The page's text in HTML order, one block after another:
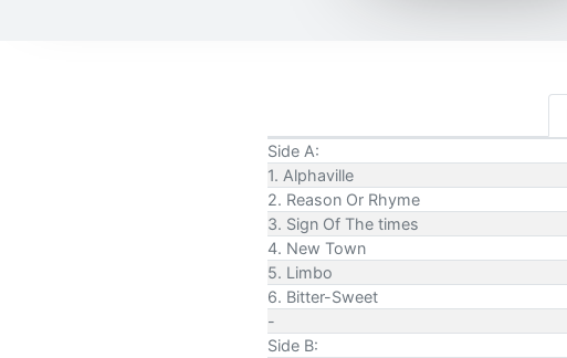
Side A:
1. Alphaville
2. Reason Or Rhyme
3. Sign Of The times
4. New Town
5. Limbo
6. Bitter-Sweet
-
Side B: